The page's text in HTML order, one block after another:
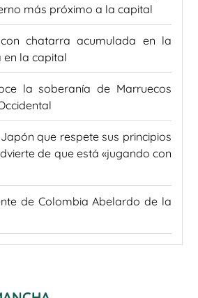
más próximo a la capital
chatarra acumulada en la
en la capital
la soberanía de Marruecos
que respete sus principios
de que está «jugando con
de Colombia Abelardo de la